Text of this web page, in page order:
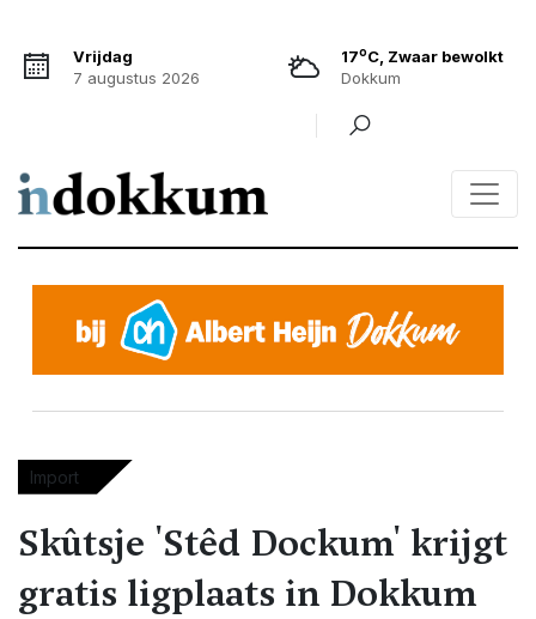
Vrijdag
7 augustus 2026
17oC, Zwaar bewolkt
Dokkum
Import
Skûtsje 'Stêd Dockum' krijgt
gratis ligplaats in Dokkum